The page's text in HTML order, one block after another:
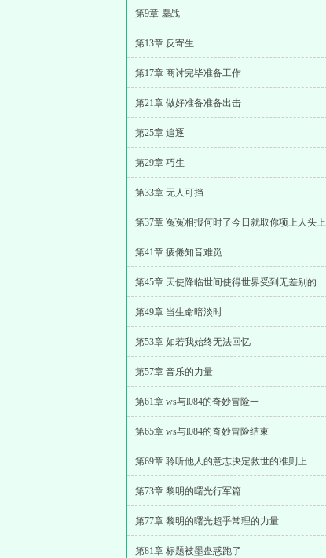
第9章 鏖战
第13章 反寄生
第17章 商讨完毕准备工作
第21章 做好准备准备出击
第25章 追逐
第29章 巧生
第33章 无人可挡
第37章 冤冤相报何时了今日就取你项上人头上
第41章 疲倦知音难觅
第45章 天使降临世间使得世界受到无差别的净化下
第49章 当生命暗淡时
第53章 如若我始终无法回忆
第57章 音乐的力量
第61章 ws与l084的奇妙冒险一
第65章 ws与l084的奇妙冒险结束
第69章 聆听他人的意志决定救世的准则上
第73章 黎明的曙光行军篇
第77章 黎明的曙光超乎常理的力量
第81章 标题被墨蛊惑跑了